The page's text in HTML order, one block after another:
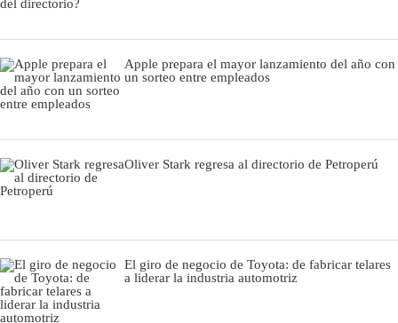
Apple prepara el mayor lanzamiento del año con
un sorteo entre empleados
Oliver Stark regresa al directorio de Petroperú
El giro de negocio de Toyota: de fabricar telares
a liderar la industria automotriz